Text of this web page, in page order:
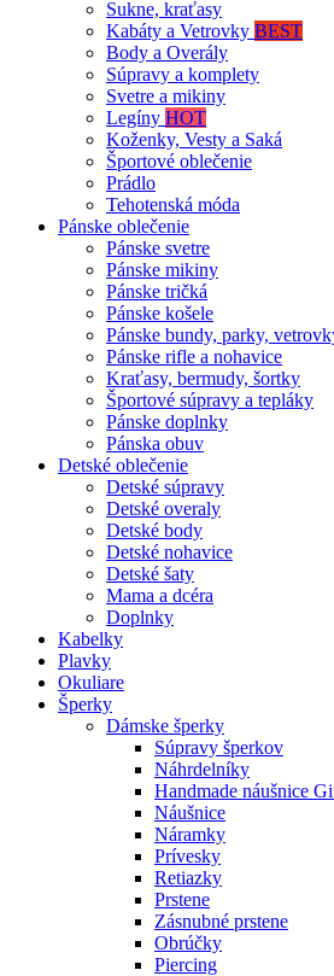
Sukne, kraťasy
Kabáty a Vetrovky BEST
Body a Overály
Súpravy a komplety
Svetre a mikiny
Legíny HOT
Koženky, Vesty a Saká
Športové oblečenie
Prádlo
Tehotenská móda
Pánske oblečenie
Pánske svetre
Pánske mikiny
Pánske tričká
Pánske košele
Pánske bundy, parky,
Pánske rifle a nohavice
Kraťasy, bermudy, šortky
Športové súpravy a tepláky
Pánske doplnky
Pánska obuv
Detské oblečenie
Detské súpravy
Detské overaly
Detské body
Detské nohavice
Detské šaty
Mama a dcéra
Doplnky
Kabelky
Plavky
Okuliare
Šperky
Dámske šperky
Súpravy šperkov
Náhrdelníky
Handmade náušnice
Náušnice
Náramky
Prívesky
Retiazky
Prstene
Zásnubné prstene
Obrúčky
Piercing